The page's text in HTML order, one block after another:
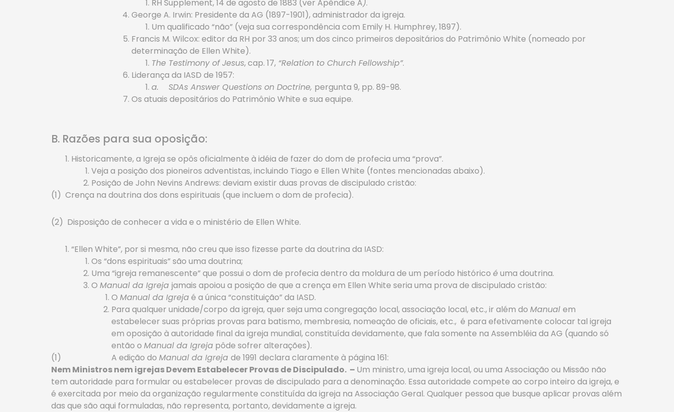
RH Supplement, 14 de agosto de 1883 (ver Apêndice A).
George A. Irwin: Presidente da AG (1897-1901), administrador da igreja.
Um qualificado “não” (veja sua correspondência com Emily H. Humphrey, 1897).
Francis M. Wilcox: editor da RH por 33 anos; um dos cinco primeiros depositários do Patrimônio White (nomeado por
determinação de Ellen White).
The Testimony of Jesus, cap. 17, “Relation to Church Fellowship”.
Liderança da IASD de 1957:
a. SDAs Answer Questions on Doctrine, pergunta 9, pp. 89-98.
Os atuais depositários do Patrimônio White e sua equipe.
B. Razões para sua oposição:
Historicamente, a Igreja se opôs oficialmente à idéia de fazer do dom de profecia uma “prova”.
Veja a posição dos pioneiros adventistas, incluindo Tiago e Ellen White (fontes mencionadas abaixo).
Posição de John Nevins Andrews: deviam existir duas provas de discipulado cristão:
(1) Crença na doutrina dos dons espirituais (que incluem o dom de profecia).
(2) Disposição de conhecer a vida e o ministério de Ellen White.
“Ellen White”, por si mesma, não creu que isso fizesse parte da doutrina da IASD:
Os “dons espirituais” são uma doutrina;
Uma “igreja remanescente” que possui o dom de profecia dentro da moldura de um período histórico éuma doutrina.
O Manual da Igreja jamais apoiou a posição de que a crença em Ellen White seria uma prova de discipulado cristão:
O Manual da Igreja é a única “constituição” da IASD.
Para qualquer unidade/corpo da igreja, quer seja uma congregação local, associação local, etc., ir além do Manual em
estabelecer suas próprias provas para batismo, membresia, nomeação de oficiais, etc., é para efetivamente colocar tal igreja
em oposição à autoridade final da igreja mundial, constituída devidamente, que fala somente na Assembléia da AG (quando só
então o Manual da Igreja pôde sofrer alterações).
(1) A edição do Manual da Igreja de 1991 declara claramente à página 161:
Nem Ministros nem igrejas Devem Estabelecer Provas de Discipulado. – Um ministro, uma igreja local, ou uma Associação ou Missão não
tem autoridade para formular ou estabelecer provas de discipulado para a denominação. Essa autoridade compete ao corpo inteiro da igreja, e
é exercitada por meio da organização regularmente constituída da igreja na Associação Geral. Qualquer pessoa que busque aplicar provas além
das que são aqui formuladas, não representa, portanto, devidamente a igreja.